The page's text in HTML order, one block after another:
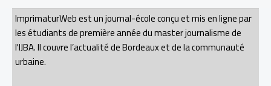
ImprimaturWeb est un journal-école conçu et mis en ligne par
les étudiants de première année du master journalisme de
l'IJBA. Il couvre l’actualité de Bordeaux et de la communauté
urbaine.